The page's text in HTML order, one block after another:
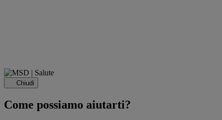
Chiudi
Come possiamo aiutarti?